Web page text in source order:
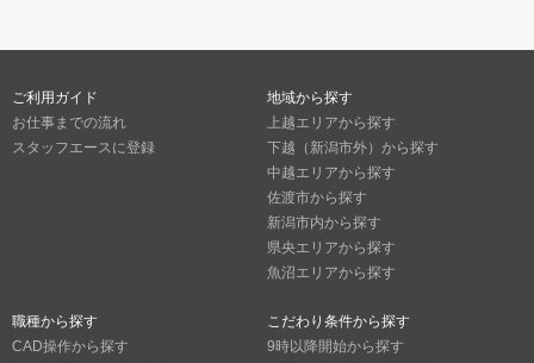
ご利用ガイド
お仕事までの流れ
スタッフエースに登録
地域から探す
上越エリアから探す
下越（新潟市外）から探す
中越エリアから探す
佐渡市から探す
新潟市内から探す
県央エリアから探す
魚沼エリアから探す
職種から探す
CAD操作から探す
こだわり条件から探す
9時以降開始から探す